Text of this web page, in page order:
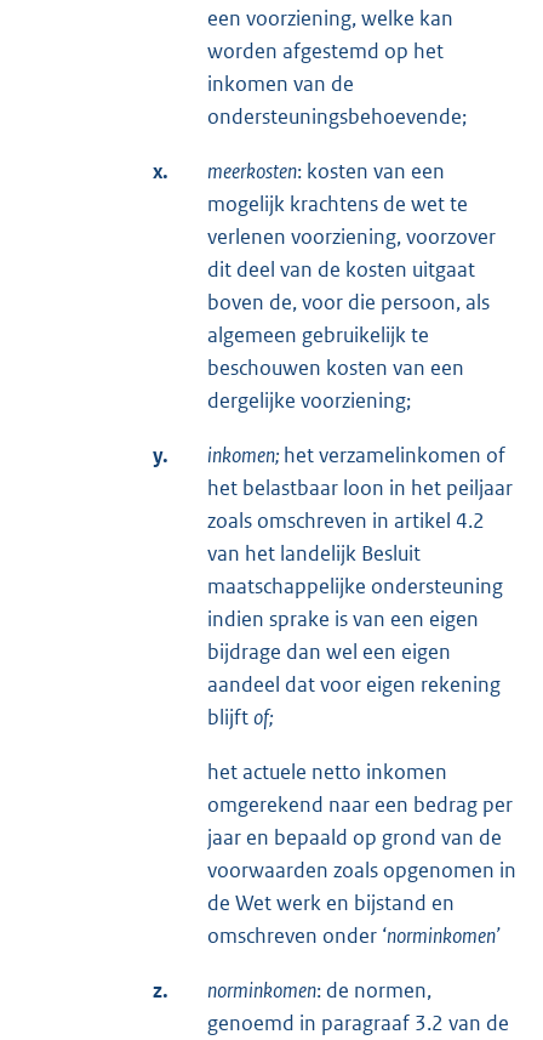
een voorziening, welke kan
worden afgestemd op het
inkomen van de
ondersteuningsbehoevende;
x. meerkosten: kosten van een
mogelijk krachtens de wet te
verlenen voorziening, voorzover
dit deel van de kosten uitgaat
boven de, voor die persoon, als
algemeen gebruikelijk te
beschouwen kosten van een
dergelijke voorziening;
y. inkomen; het verzamelinkomen of
het belastbaar loon in het peiljaar
zoals omschreven in artikel 4.2
van het landelijk Besluit
maatschappelijke ondersteuning
indien sprake is van een eigen
bijdrage dan wel een eigen
aandeel dat voor eigen rekening
blijftof;
het actuele netto inkomen
omgerekend naar een bedrag per
jaar en bepaald op grond van de
voorwaarden zoals opgenomen in
de Wet werk en bijstand en
omschreven onder ‘norminkomen’
z. norminkomen: de normen,
genoemd in paragraaf 3.2 van de